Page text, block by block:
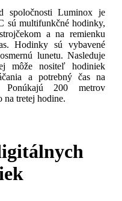
spoločnosti Luminox je
sú multifunkčné hodinky,
a na remienku
Hodinky sú vybavené
lunetu. Nasleduje
môže nositeľ hodiniek
a potrebný čas na
Ponúkajú 200 metrov
na tretej hodine.